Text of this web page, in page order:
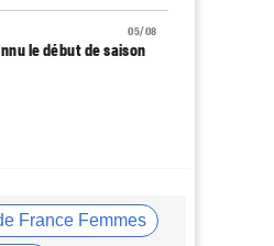
05/08
le début de saison
doublé UAE Team
France Femmes